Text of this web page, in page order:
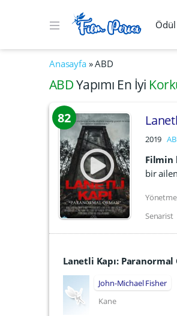
Anasayfa»ABD
ABDYapımı En İyi
82
2019
Filmin
bir
Senarist
Lanetli Kapı:
John-Michael Fisher
Kane